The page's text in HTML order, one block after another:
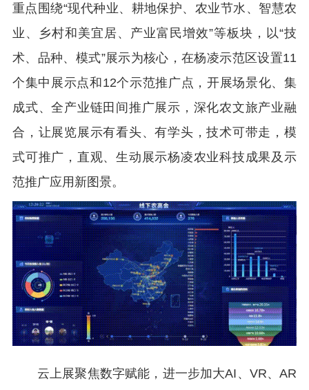
重点围绕“现代种业、耕地保护、农业节水、智慧农
业、乡村和美宜居、产业富民增效”等板块，以“技
术、品种、模式”展示为核心，在杨凌示范区设置11
个集中展示点和12个示范推广点，开展场景化、集
成式、全产业链田间推广展示，深化农文旅产业融
合，让展览展示有看头、有学头，技术可带走，模
式可推广，直观、生动展示杨凌农业科技成果及示
范推广应用新图景。
云上展聚焦数字赋能，进一步加大AI、VR、AR